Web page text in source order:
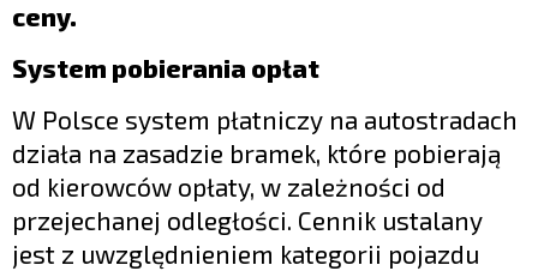
ceny.
System pobierania opłat
W Polsce system płatniczy na autostradach
działa na zasadzie bramek, które pobierają
od kierowców opłaty, w zależności od
przejechanej odległości. Cennik ustalany
jest z uwzględnieniem kategorii pojazdu